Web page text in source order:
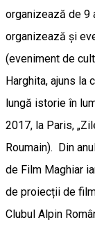
organizează de 9
organizează și
(eveniment de
Harghita, ajuns la
lungă istorie în
2017, la Paris,
Roumain). Din
de Film Maghiar
de proiecții de
Clubul Alpin